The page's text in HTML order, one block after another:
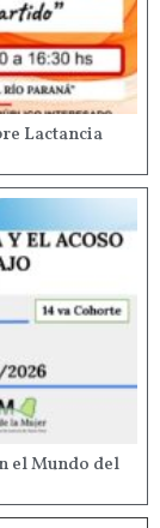
Lactancia
el Mundo del